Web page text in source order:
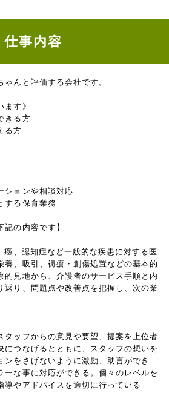
仕事内容
んと評価する会社です。
ます》
きる方
る方
ションや相談対応
する保育業務
記の内容です】
癌、認知症など一般的な疾患に対する医
養、吸引、褥瘡・創傷処置などの基本的
的見地から、介護者のサービス手順と内
返り、問題点や改善点を把握し、次の業
タッフからの意見や要望、提案を上位者
につなげるとともに、スタッフの想いを
ンをさげないように激励、助言ができ
ーな事に対応ができる。個々のレベルを
導やアドバイスを適切に行っている